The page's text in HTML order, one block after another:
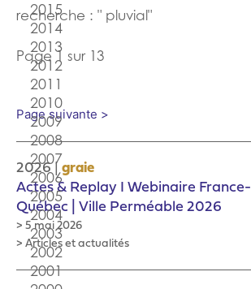
recherche : " pluvial"
Page 1 sur 13
Page suivante >
2026| graie
Actes & Replay I Webinaire France-
Québec | Ville Perméable 2026
> 5 mai 2026
> Articles et actualités